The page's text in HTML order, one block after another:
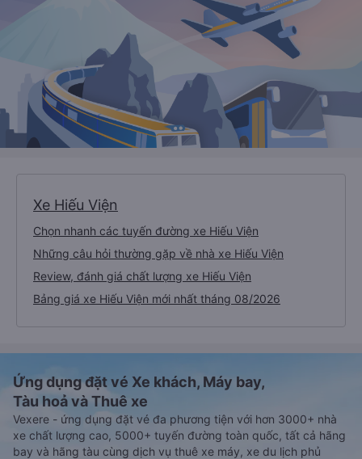
Xe Hiếu Viện
Chọn nhanh các tuyến đường xe Hiếu Viện
Những câu hỏi thường gặp về nhà xe Hiếu Viện
Review, đánh giá chất lượng xe Hiếu Viện
Bảng giá xe Hiếu Viện mới nhất tháng 08/2026
Ứng dụng đặt vé Xe khách, Máy bay,
Tàu hoả và Thuê xe
Vexere - ứng dụng đặt vé đa phương tiện với hơn 3000+ nhà
xe chất lượng cao, 5000+ tuyến đường toàn quốc, tất cả hãng
bay và hãng tàu cùng dịch vụ thuê xe máy, xe du lịch phủ